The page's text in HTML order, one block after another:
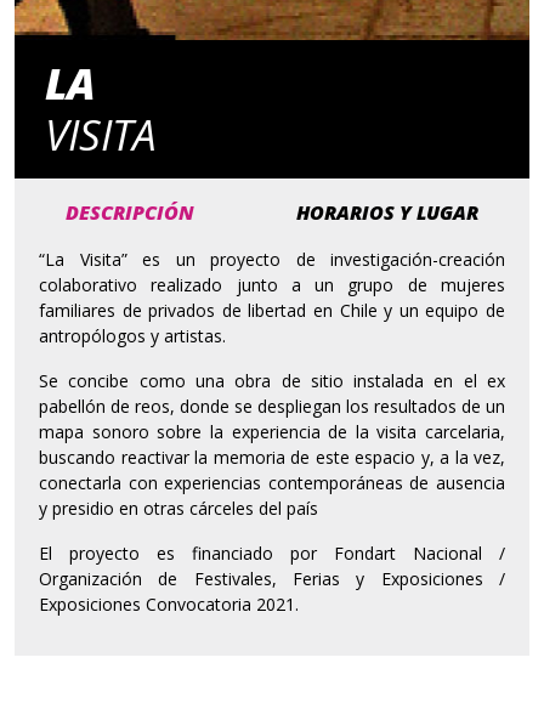
LA
VISITA
DESCRIPCIÓN HORARIOS Y LUGAR
“La Visita” es un proyecto de investigación-creación
colaborativo realizado junto a un grupo de mujeres
familiares de privados de libertad en Chile y un equipo de
antropólogos y artistas.
Se concibe como una obra de sitio instalada en el ex
pabellón de reos, donde se despliegan los resultados de un
mapa sonoro sobre la experiencia de la visita carcelaria,
buscando reactivar la memoria de este espacio y, a la vez,
conectarla con experiencias contemporáneas de ausencia
y presidio en otras cárceles del país
El proyecto es financiado por Fondart Nacional /
Organización de Festivales, Ferias y Exposiciones /
Exposiciones Convocatoria 2021.